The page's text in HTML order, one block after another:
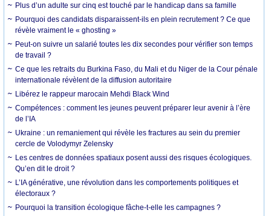
Plus d’un adulte sur cinq est touché par le handicap dans sa famille
Pourquoi des candidats disparaissent-ils en plein recrutement ? Ce que
révèle vraiment le « ghosting »
Peut-on suivre un salarié toutes les dix secondes pour vérifier son temps
de travail ?
Ce que les retraits du Burkina Faso, du Mali et du Niger de la Cour pénale
internationale révèlent de la diffusion autoritaire
Libérez le rappeur marocain Mehdi Black Wind
Compétences : comment les jeunes peuvent préparer leur avenir à l’ère
de l’IA
Ukraine : un remaniement qui révèle les fractures au sein du premier
cercle de Volodymyr Zelensky
Les centres de données spatiaux posent aussi des risques écologiques.
Qu’en dit le droit ?
L’IA générative, une révolution dans les comportements politiques et
électoraux ?
Pourquoi la transition écologique fâche-t-elle les campagnes ?